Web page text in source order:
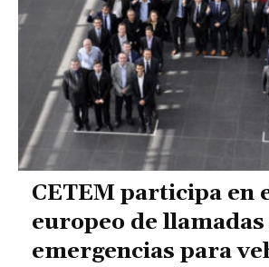
CETEM participa en
europeo de llamadas
emergencias para